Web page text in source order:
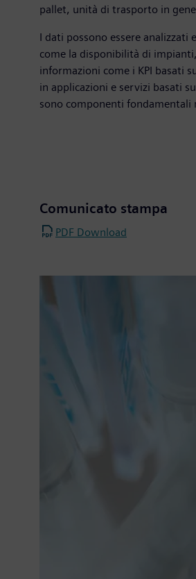
pallet, unità di trasporto in
I dati possono essere
come la disponibilità di
informazioni come i KPI basati
in applicazioni e servizi basati
sono componenti fondamentali
Comunicato stampa
PDF Download